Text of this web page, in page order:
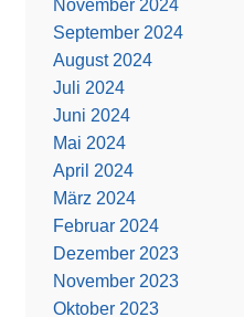
November 2024
September 2024
August 2024
Juli 2024
Juni 2024
Mai 2024
April 2024
März 2024
Februar 2024
Dezember 2023
November 2023
Oktober 2023